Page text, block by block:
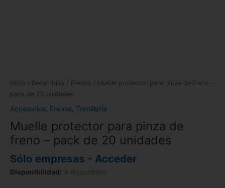
Inicio / Recambios / Frenos / Muelle protector para pinza de freno –
pack de 20 unidades
Accesorios Frenos Tornillería
Muelle protector para pinza de
freno – pack de 20 unidades
Sólo empresas - Acceder
Disponibilidad: 4 disponibles